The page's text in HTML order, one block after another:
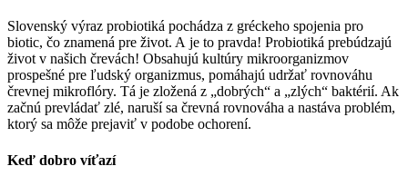
Slovenský výraz probiotiká pochádza z gréckeho spojenia pro
biotic, čo znamená pre život. A je to pravda! Probiotiká prebúdzajú
život v našich črevách! Obsahujú kultúry mikroorganizmov
prospešné pre ľudský organizmus, pomáhajú udržať rovnováhu
črevnej mikroflóry. Tá je zložená z „dobrých“ a „zlých“ baktérií. Ak
začnú prevládať zlé, naruší sa črevná rovnováha a nastáva problém,
ktorý sa môže prejaviť v podobe ochorení.
Keď dobro víťazí